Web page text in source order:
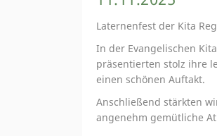
Laternenfest der Kita
In der Evangelischen
präsentierten stolz ihre
einen schönen Auftakt.
Anschließend stärkten
angenehm gemütliche